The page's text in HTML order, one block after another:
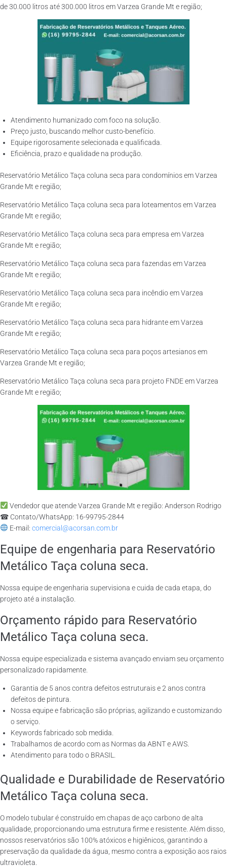
de 30.000 litros até 300.000 litros em Varzea Grande Mt e região;
Atendimento humanizado com foco na solução.
Preço justo, buscando melhor custo-benefício.
Equipe rigorosamente selecionada e qualificada.
Eficiência, prazo e qualidade na produção.
Reservatório Metálico Taça coluna seca para condomínios em Varzea
Grande Mt e região;
Reservatório Metálico Taça coluna seca para loteamentos em Varzea
Grande Mt e região;
Reservatório Metálico Taça coluna seca para empresa em Varzea
Grande Mt e região;
Reservatório Metálico Taça coluna seca para fazendas em Varzea
Grande Mt e região;
Reservatório Metálico Taça coluna seca para incêndio em Varzea
Grande Mt e região;
Reservatório Metálico Taça coluna seca para hidrante em Varzea
Grande Mt e região;
Reservatório Metálico Taça coluna seca para poços artesianos em
Varzea Grande Mt e região;
Reservatório Metálico Taça coluna seca para projeto FNDE em Varzea
Grande Mt e região;
Vendedor que atende Varzea Grande Mt e região: Anderson Rodrigo
☎ Contato/WhatsApp: 16-99795-2844
E-mail: comercial@acorsan.com.br
Equipe de engenharia para Reservatório
Metálico Taça coluna seca.
Nossa equipe de engenharia supervisiona e cuida de cada etapa, do
projeto até a instalação.
Orçamento rápido para Reservatório
Metálico Taça coluna seca.
Nossa equipe especializada e sistema avançado enviam seu orçamento
personalizado rapidamente.
Garantia de 5 anos contra defeitos estruturais e 2 anos contra
defeitos de pintura.
Nossa equipe e fabricação são próprias, agilizando e customizando
o serviço.
Keywords fabricado sob medida.
Trabalhamos de acordo com as Normas da ABNT e AWS.
Atendimento para todo o BRASIL.
Qualidade e Durabilidade de Reservatório
Metálico Taça coluna seca.
O modelo tubular é construído em chapas de aço carbono de alta
qualidade, proporcionando uma estrutura firme e resistente. Além disso,
nossos reservatórios são 100% atóxicos e higiênicos, garantindo a
preservação da qualidade da água, mesmo contra a exposição aos raios
ultravioleta.